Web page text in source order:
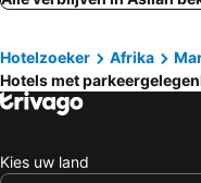
Hotelzoeker Afrika
Hotels met
Kies uw land